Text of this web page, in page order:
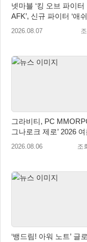
넷마블 ‘킹 오브 파이터
AFK’, 신규 파이터 ‘애
림존’ 업데이트
2026.08.07
그라비티, PC
그나로크 제로’ 2026
로모션 진행!
2026.08.06 조
‘뱅드림! 아워 노트’ 글